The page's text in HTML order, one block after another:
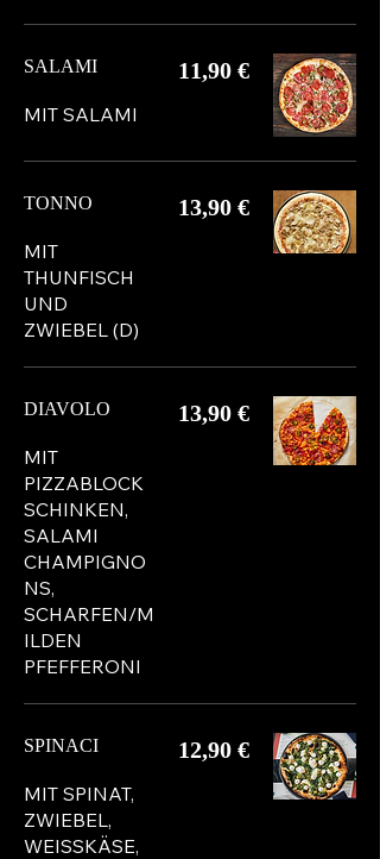
SALAMI
MIT SALAMI
11,90 €
TONNO
MIT
THUNFISCH
UND
ZWIEBEL (D)
13,90 €
DIAVOLO
MIT
PIZZABLOCK
SCHINKEN,
SALAMI
CHAMPIGNO
NS,
SCHARFEN/M
ILDEN
PFEFFERONI
13,90 €
SPINACI
MIT SPINAT,
ZWIEBEL,
WEISSKÄSE,
12,90 €